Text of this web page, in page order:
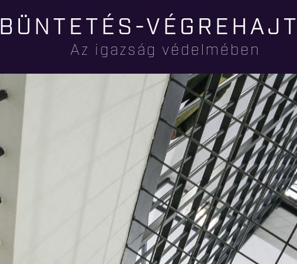
tartalomra
BÜNTETÉS-
Az igazság védelmében